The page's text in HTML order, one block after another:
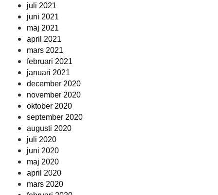
juli 2021
juni 2021
maj 2021
april 2021
mars 2021
februari 2021
januari 2021
december 2020
november 2020
oktober 2020
september 2020
augusti 2020
juli 2020
juni 2020
maj 2020
april 2020
mars 2020